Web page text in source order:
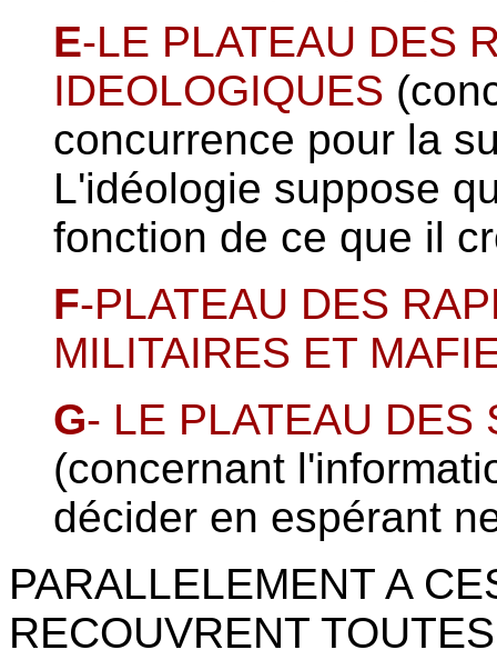
E-LE PLATEAU DES
IDEOLOGIQUES
concurrence pour la
L'idéologie suppose
fonction de ce que il
F-PLATEAU DES
MILITAIRES ET
G- LE PLATEAU DES
(concernant
décider en espérant
PARALLELEMENT A
RECOUVRENT